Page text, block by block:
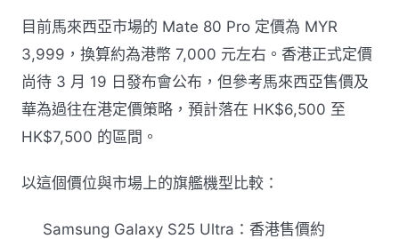
目前馬來西亞市場的 Mate 80 Pro 定價為 MYR
3,999，換算約為港幣 7,000 元左右。香港正式定價
尚待 3 月 19 日發布會公布，但參考馬來西亞售價及
華為過往在港定價策略，預計落在 HK$6,500 至
HK$7,500 的區間。
以這個價位與市場上的旗艦機型比較：
Samsung Galaxy S25 Ultra：香港售價約